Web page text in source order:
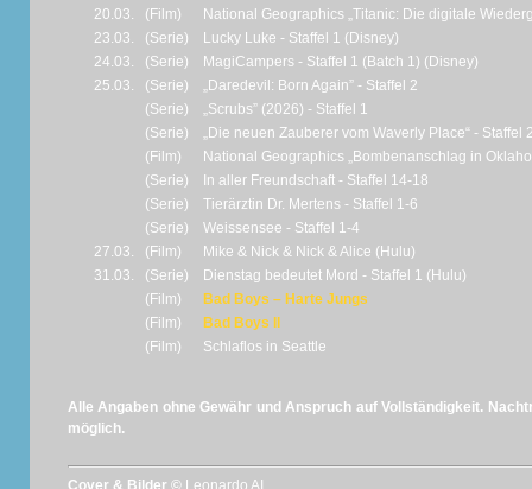
20.03.
(Film)
National Geographics „Titanic: Die digitale
23.03.
(Serie)
Lucky Luke - Staffel 1 (Disney)
24.03.
(Serie)
MagiCampers - Staffel 1 (Batch 1) (Disney)
25.03.
(Serie)
„Daredevil: Born Again” - Staffel 2
(Serie)
„Scrubs” (2026) - Staffel 1
(Serie)
„Die neuen Zauberer vom Waverly Place“ - Staffel
(Film)
National Geographics „Bombenanschlag in
(Serie)
In aller Freundschaft - Staffel 14-18
(Serie)
Tierärztin Dr. Mertens - Staffel 1-6
(Serie)
Weissensee - Staffel 1-4
27.03.
(Film)
Mike & Nick & Nick & Alice (Hulu)
31.03.
(Serie)
Dienstag bedeutet Mord - Staffel 1 (Hulu)
(Film)
Bad Boys – Harte Jungs
(Film)
Bad Boys II
(Film)
Schlaflos in Seattle
Alle Angaben ohne Gewähr und Anspruch auf Vollständigkeit.
möglich.
Cover & Bilder © Leonardo AI